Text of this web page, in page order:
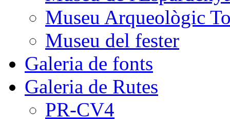
Museu Arqueològic
Museu del fester
Galeria de fonts
Galeria de Rutes
PR-CV4